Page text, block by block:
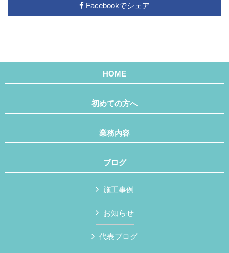
Facebookでシェア
HOME
初めての方へ
業務内容
ブログ
施工事例
お知らせ
代表ブログ